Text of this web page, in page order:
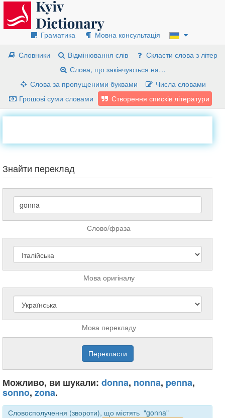
Граматика
Мовна консультація
Словники
Відмінювання слів
Скласти слова з літер
Слова, що закінчуються на…
Слова за пропущеними буквами
Числа словами
Грошові суми словами
Створення списків літератури
Знайти переклад
Слово/фраза
Мова оригіналу
Мова перекладу
Можливо, ви шукали: donna, nonna, penna,
sonno, zona.
Словосполучення (звороти), що містять "gonna"